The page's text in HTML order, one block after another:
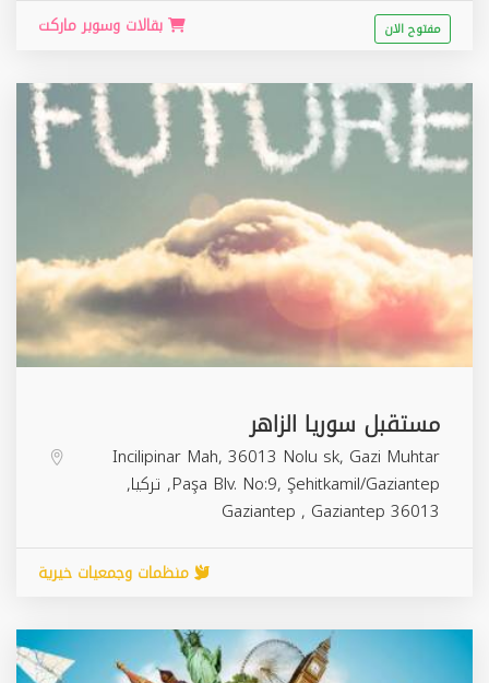
بقالات وسوبر ماركت مفتوح الان
مستقبل سوريا الزاهر
Incilipinar Mah, 36013 Nolu sk, Gazi Muhtar
Paşa Blv. No:9, Şehitkamil/Gaziantep, تركيا,
Gaziantep , Gaziantep 36013
منظمات وجمعيات خيرية